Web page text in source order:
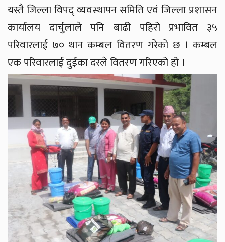
यस्तै जिल्ला विपद् व्यवस्थापन समिति एवं जिल्ला प्रशासन
कार्यालय दार्चुलाले पनि बाढी पहिरो प्रभावित ३५
परिवारलाई ७० थान कम्बल वितरण गरेको छ । कम्बल
एक परिवारलाई दुईका दरले वितरण गरिएको हो ।